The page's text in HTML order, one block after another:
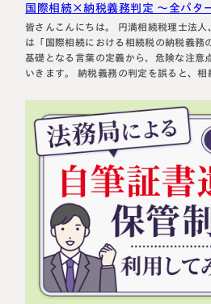
国際相続×納税義務判定 ～全パタ
皆さんこんにちは。 円満相続税理士法人、税理士の荒川です。 今回
は「国際相続における相続税の納税義務の判定」 につい
基礎となる言葉の定義から、危険な注意
いきます。 納税義務の判定を誤ると、相続税の負担額に大きな差が
で、ぜひ最後までご覧いただければと思います。 国際
相続税の納税…